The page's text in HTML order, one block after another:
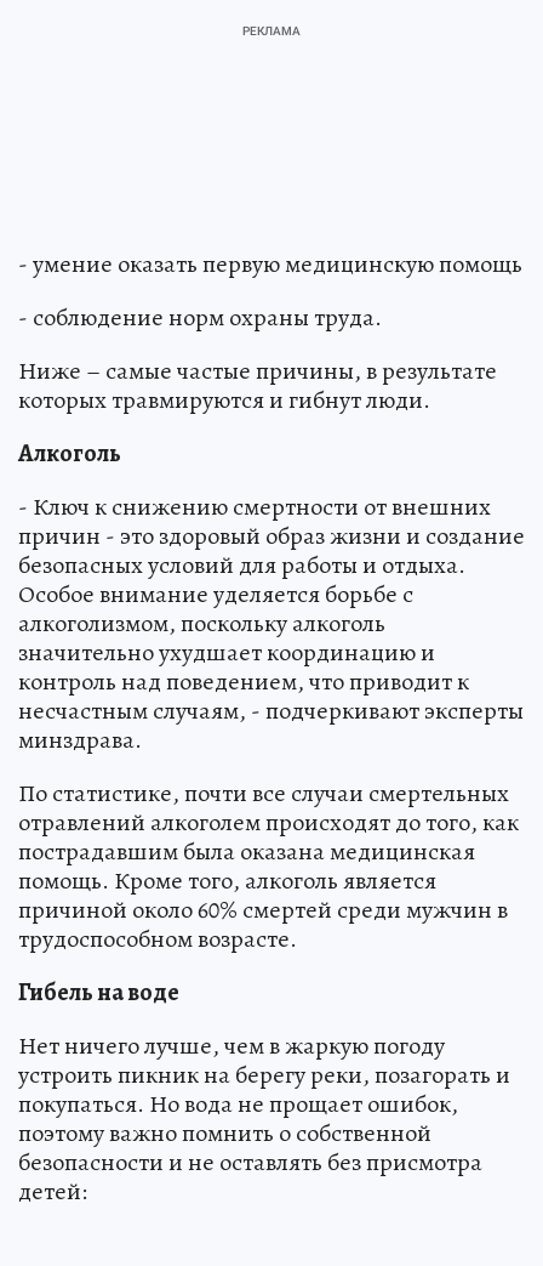
- умение оказать первую медицинскую помощь
- соблюдение норм охраны труда.
Ниже – самые частые причины, в результате
которых травмируются и гибнут люди.
Алкоголь
- Ключ к снижению смертности от внешних
причин - это здоровый образ жизни и создание
безопасных условий для работы и отдыха.
Особое внимание уделяется борьбе с
алкоголизмом, поскольку алкоголь
значительно ухудшает координацию и
контроль над поведением, что приводит к
несчастным случаям, - подчеркивают эксперты
минздрава.
По статистике, почти все случаи смертельных
отравлений алкоголем происходят до того, как
пострадавшим была оказана медицинская
помощь. Кроме того, алкоголь является
причиной около 60% смертей среди мужчин в
трудоспособном возрасте.
Гибель на воде
Нет ничего лучше, чем в жаркую погоду
устроить пикник на берегу реки, позагорать и
покупаться. Но вода не прощает ошибок,
поэтому важно помнить о собственной
безопасности и не оставлять без присмотра
детей: